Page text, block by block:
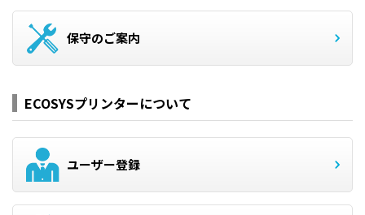
保守のご案内
ECOSYSプリンターについて
ユーザー登録